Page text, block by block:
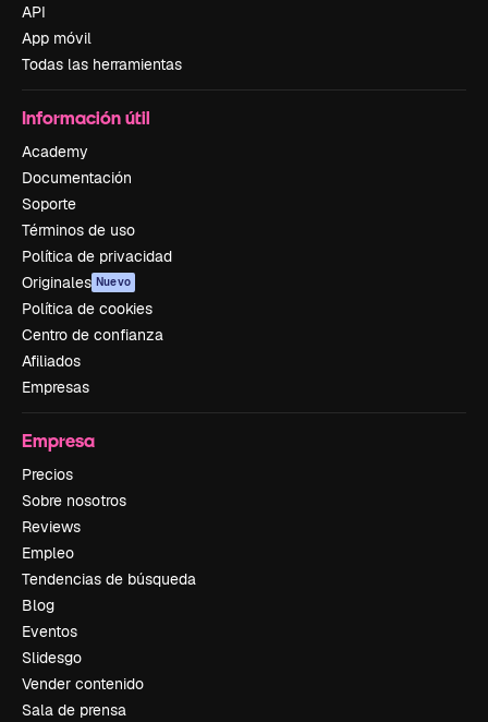
API
App móvil
Todas las herramientas
Información útil
Academy
Documentación
Soporte
Términos de uso
Política de privacidad
Originales Nuevo
Política de cookies
Centro de confianza
Afiliados
Empresas
Empresa
Precios
Sobre nosotros
Reviews
Empleo
Tendencias de búsqueda
Blog
Eventos
Slidesgo
Vender contenido
Sala de prensa